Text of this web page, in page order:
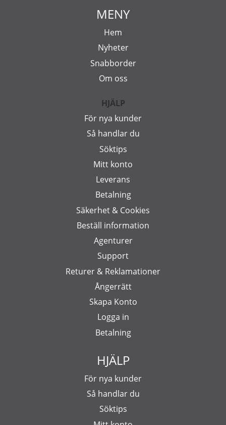
MENY
Hem
Nyheter
Snabborder
Om oss
HJÄLP
För nya kunder
Så handlar du
Söktips
Mitt konto
Leverans
Betalning
Säkerhet & Cookies
Beställ information
Agenturer
Support
Returer & Reklamationer
Ångerrätt
Skapa Konto
Logga in
Betalning
HJÄLP
För nya kunder
Så handlar du
Söktips